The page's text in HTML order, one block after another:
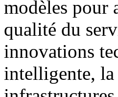
modèles pour
qualité du
innovations
intelligente, la